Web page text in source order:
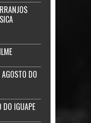
DO
DO IGUAPE